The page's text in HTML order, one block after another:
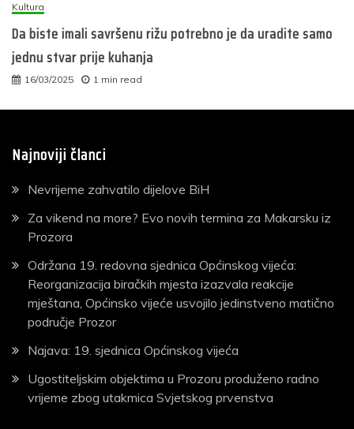
Kultura
Da biste imali savršenu rižu potrebno je da uradite samo
jednu stvar prije kuhanja
16/03/2025 1 min read
Najnoviji članci
Nevrijeme zahvatilo dijelove BiH
Za vikend na more? Evo novih termina za Makarsku iz
Prozora
Održana 19. redovna sjednica Općinskog vijeća:
Reorganizacija biračkih mjesta izazvala reakcije
mještana, Općinsko vijeće usvojilo jedinstveno matično
područje Prozor
Najava: 19. sjednica Općinskog vijeća
Ugostiteljskim objektima u Prozoru produženo radno
vrijeme zbog utakmica Svjetskog prvenstva